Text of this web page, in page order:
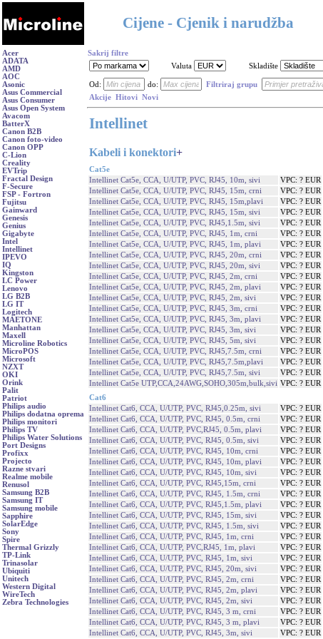
Cijene - Cjenik i narudžba
Acer
ADATA
AMD
AOC
Asonic
Asus Commercial
Asus Consumer
Asus Open System
Avacom
BatterX
Canon B2B
Canon foto-video
Canon OPP
C-Lion
Creality
EVTrip
Fractal Design
F-Secure
FSP - Fortron
Fujitsu
Gainward
Genesis
Genius
Gigabyte
Intel
Intellinet
IPEVO
IQ
Kingston
LC Power
Lenovo
LG B2B
LG IT
Logitech
MAETONE
Manhattan
Maxell
Microline Robotics
MicroPOS
Microsoft
NZXT
OKI
Orink
Palit
Patriot
Philips audio
Philips dodatna oprema
Philips monitori
Philips TV
Philips Water Solutions
Port Designs
Profixx
Projecto
Razne stvari
Realme mobile
Renusol
Samsung B2B
Samsung IT
Samsung mobile
Sapphire
SolarEdge
Sony
Spire
Thermal Grizzly
TP-Link
Trinasolar
Ubiquiti
Unitech
Western Digital
WireTech
Zebra Technologies
Sakrij filtre
Valuta
Skladište
Od: do:
Filtriraj grupu
Akcije Hitovi Novi
Intellinet
Kabeli i konektori+
Cat5e
Intellinet Cat5e, CCA, U/UTP, PVC, RJ45, 10m, sivi
VPC: ? EUR
Intellinet Cat5e, CCA, U/UTP, PVC, RJ45, 15m, crni
VPC: ? EUR
Intellinet Cat5e, CCA, U/UTP, PVC, RJ45, 15m,plavi
VPC: ? EUR
Intellinet Cat5e, CCA, U/UTP, PVC, RJ45, 15m, sivi
VPC: ? EUR
Intellinet Cat5e, CCA, U/UTP, PVC, RJ45,1.5m, sivi
VPC: ? EUR
Intellinet Cat5e, CCA, U/UTP, PVC, RJ45, 1m, crni
VPC: ? EUR
Intellinet Cat5e, CCA, U/UTP, PVC, RJ45, 1m, plavi
VPC: ? EUR
Intellinet Cat5e, CCA, U/UTP, PVC, RJ45, 20m, crni
VPC: ? EUR
Intellinet Cat5e, CCA, U/UTP, PVC, RJ45, 20m, sivi
VPC: ? EUR
Intellinet Cat5e, CCA, U/UTP, PVC, RJ45, 2m, crni
VPC: ? EUR
Intellinet Cat5e, CCA, U/UTP, PVC, RJ45, 2m, plavi
VPC: ? EUR
Intellinet Cat5e, CCA, U/UTP, PVC, RJ45, 2m, sivi
VPC: ? EUR
Intellinet Cat5e, CCA, U/UTP, PVC, RJ45, 3m, crni
VPC: ? EUR
Intellinet Cat5e, CCA, U/UTP, PVC, RJ45, 3m, plavi
VPC: ? EUR
Intellinet Cat5e, CCA, U/UTP, PVC, RJ45, 3m, sivi
VPC: ? EUR
Intellinet Cat5e, CCA, U/UTP, PVC, RJ45, 5m, sivi
VPC: ? EUR
Intellinet Cat5e, CCA, U/UTP, PVC, RJ45,7.5m, crni
VPC: ? EUR
Intellinet Cat5e, CCA, U/UTP, PVC, RJ45,7.5m,plavi
VPC: ? EUR
Intellinet Cat5e, CCA, U/UTP, PVC, RJ45,7.5m, sivi
VPC: ? EUR
Intellinet Cat5e UTP,CCA,24AWG,SOHO,305m,bulk,sivi VPC: ? EUR
Cat6
Intellinet Cat6, CCA, U/UTP, PVC, RJ45,0.25m, sivi
VPC: ? EUR
Intellinet Cat6, CCA, U/UTP, PVC, RJ45, 0.5m, crni
VPC: ? EUR
Intellinet Cat6, CCA, U/UTP, PVC,RJ45, 0.5m, plavi
VPC: ? EUR
Intellinet Cat6, CCA, U/UTP, PVC, RJ45, 0.5m, sivi
VPC: ? EUR
Intellinet Cat6, CCA, U/UTP, PVC, RJ45, 10m, crni
VPC: ? EUR
Intellinet Cat6, CCA, U/UTP, PVC, RJ45, 10m, plavi
VPC: ? EUR
Intellinet Cat6, CCA, U/UTP, PVC, RJ45, 10m, sivi
VPC: ? EUR
Intellinet Cat6, CCA, U/UTP, PVC, RJ45,15m, crni
VPC: ? EUR
Intellinet Cat6, CCA, U/UTP, PVC, RJ45, 1.5m, crni
VPC: ? EUR
Intellinet Cat6, CCA, U/UTP, PVC, RJ45,1.5m, plavi
VPC: ? EUR
Intellinet Cat6, CCA, U/UTP, PVC, RJ45, 15m, sivi
VPC: ? EUR
Intellinet Cat6, CCA, U/UTP, PVC, RJ45, 1.5m, sivi
VPC: ? EUR
Intellinet Cat6, CCA, U/UTP, PVC, RJ45, 1m, crni
VPC: ? EUR
Intellinet Cat6, CCA, U/UTP, PVC,RJ45, 1m, plavi
VPC: ? EUR
Intellinet Cat6, CCA, U/UTP, PVC, RJ45, 1m, sivi
VPC: ? EUR
Intellinet Cat6, CCA, U/UTP, PVC, RJ45, 20m, sivi
VPC: ? EUR
Intellinet Cat6, CCA, U/UTP, PVC, RJ45, 2m, crni
VPC: ? EUR
Intellinet Cat6, CCA, U/UTP, PVC, RJ45, 2m, plavi
VPC: ? EUR
Intellinet Cat6, CCA, U/UTP, PVC, RJ45, 2m, sivi
VPC: ? EUR
Intellinet Cat6, CCA, U/UTP, PVC, RJ45, 3 m, crni
VPC: ? EUR
Intellinet Cat6, CCA, U/UTP, PVC, RJ45, 3 m, plavi
VPC: ? EUR
Intellinet Cat6, CCA, U/UTP, PVC, RJ45, 3m, sivi
VPC: ? EUR